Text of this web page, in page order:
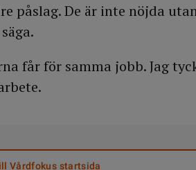
påslag. De är inte nöjda
får för samma jobb. Jag
Vårdfokus startsida